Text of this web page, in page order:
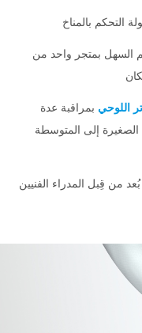
بالمناخ
بمتجر واحد من
بمراقبة عدة
إلى المتوسطة
المدراء الفنيين